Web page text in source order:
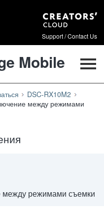
Support / Contact Us
Mobile
DSC-RX10M2
между режимами
между режимами съемки